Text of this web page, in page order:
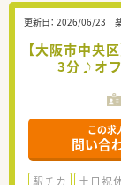
更新日： 2026/06/23
【大阪市中央
3分♪オ
この求
問い合
駅チカ 土日祝